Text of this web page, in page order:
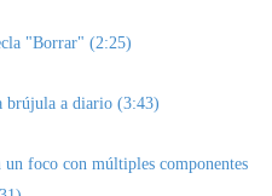
"Borrar" (2:25)
brújula a diario (3:43)
un foco con múltiples componentes